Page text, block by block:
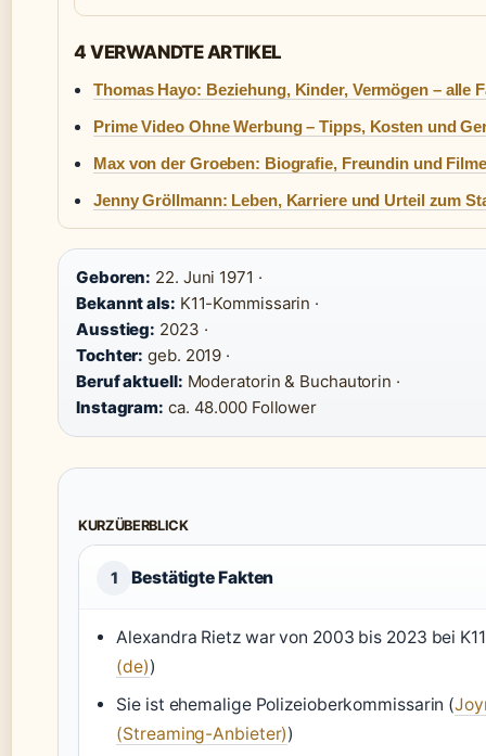
4 VERWANDTE ARTIKEL
Thomas Hayo: Beziehung, Kinder, Vermögen – alle
Prime Video Ohne Werbung – Tipps, Kosten und
Max von der Groeben: Biografie, Freundin und
Jenny Gröllmann: Leben, Karriere und Urteil zum
Geboren: 22. Juni 1971 ·
Bekannt als: K11-Kommissarin ·
Ausstieg: 2023 ·
Tochter: geb. 2019 ·
Beruf aktuell: Moderatorin & Buchautorin ·
Instagram: ca. 48.000 Follower
KURZÜBERBLICK
1 Bestätigte Fakten
Alexandra Rietz war von 2003 bis 2023 bei
(de))
Sie ist ehemalige Polizeioberkommissarin (
(Streaming-Anbieter))